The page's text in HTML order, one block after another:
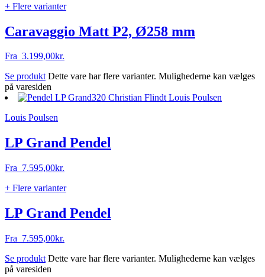
+ Flere varianter
Caravaggio Matt P2, Ø258 mm
Fra 3.199,00kr.
Se produkt Dette vare har flere varianter. Mulighederne kan vælges
på varesiden
Louis Poulsen
LP Grand Pendel
Fra 7.595,00kr.
+ Flere varianter
LP Grand Pendel
Fra 7.595,00kr.
Se produkt Dette vare har flere varianter. Mulighederne kan vælges
på varesiden